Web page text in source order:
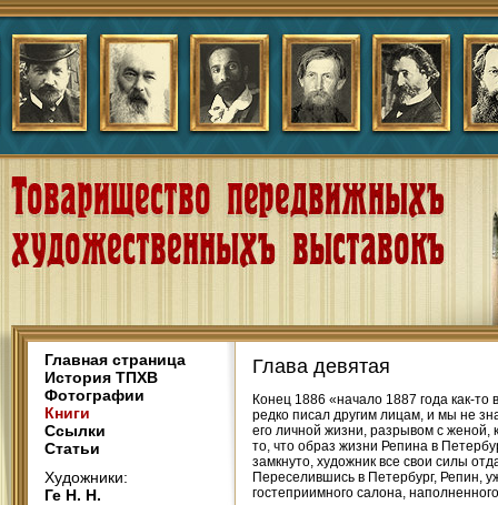
Главная страница
История ТПХВ
Фотографии
Книги
Ссылки
Статьи
Художники:
Ге Н. Н.
Глава девятая
Конец 1886 «начало 1887 года как-
редко писал другим лицам, и мы не
его личной жизни, разрывом с
то, что образ жизни Репина в
замкнуто, художник все свои силы
Переселившись в Петербург, Репин,
гостеприимного салона,